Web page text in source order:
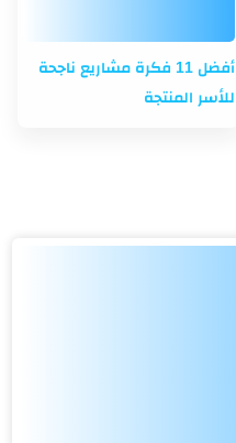
أفضل 11 فكرة مشاريع ناجحة
للأسر المنتجة